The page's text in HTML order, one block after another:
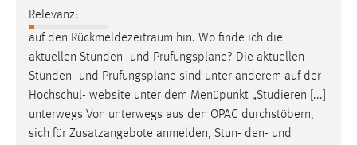
Relevanz:
auf den Rückmeldezeitraum hin. Wo finde ich die
aktuellen Stunden- und Prüfungspläne? Die aktuellen
Stunden- und Prüfungspläne sind unter anderem auf der
Hochschul- website unter dem Menüpunkt „Studieren [...]
unterwegs Von unterwegs aus den OPAC durchstöbern,
sich für Zusatzangebote anmelden, Stun- den- und